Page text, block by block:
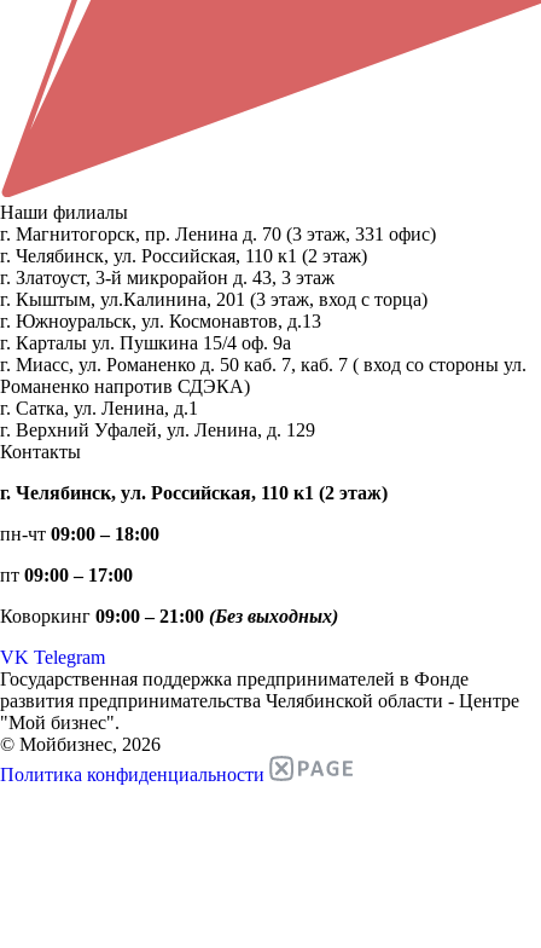
Наши филиалы
г. Магнитогорск, пр. Ленина д. 70 (3 этаж, 331 офис)
г. Челябинск, ул. Российская, 110 к1 (2 этаж)
г. Златоуст, 3-й микрорайон д. 43, 3 этаж
г. Кыштым, ул.Калинина, 201 (3 этаж, вход с торца)
г. Южноуральск, ул. Космонавтов, д.13
г. Карталы ул. Пушкина 15/4 оф. 9а
г. Миасс, ул. Романенко д. 50 каб. 7, каб. 7 ( вход со стороны ул.
Романенко напротив СДЭКА)
г. Сатка, ул. Ленина, д.1
г. Верхний Уфалей, ул. Ленина, д. 129
Контакты
г. Челябинск, ул. Российская, 110 к1 (2 этаж)
пн-чт 09:00 – 18:00
пт 09:00 – 17:00
Коворкинг 09:00 – 21:00 (Без выходных)
VK Telegram
Государственная поддержка предпринимателей в Фонде
развития предпринимательства Челябинской области - Центре
"Мой бизнес".
© Мойбизнес, 2026
Политика конфиденциальности